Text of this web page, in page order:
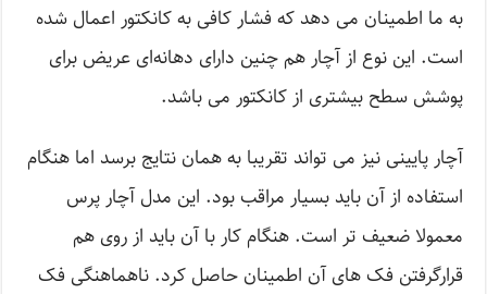
به ما اطمینان می دهد که فشار کافی به کانکتور اعمال شده
است. این نوع از آچار هم چنین دارای دهانه‌ای عریض برای
پوشش سطح بیشتری از کانکتور می باشد.
آچار پایینی نیز می تواند تقریبا به همان نتایج برسد اما هنگام
استفاده از آن باید بسیار مراقب بود. این مدل آچار پرس
معمولا ضعیف تر است. هنگام کار با آن باید از روی هم
قرارگرفتن فک های آن اطمینان حاصل کرد. ناهماهنگی فک